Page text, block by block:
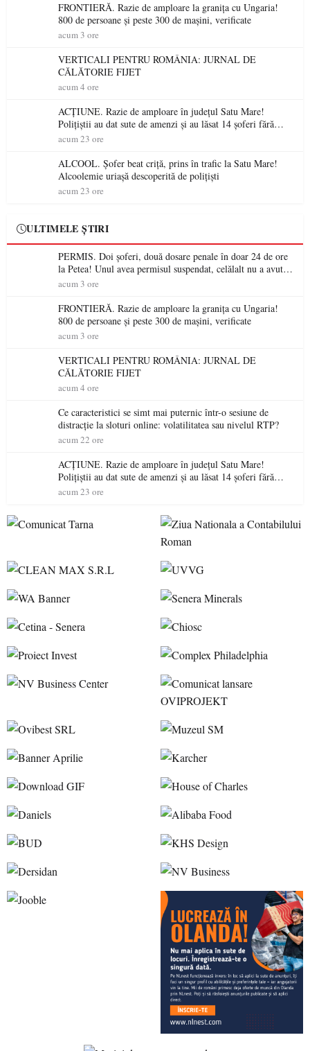
FRONTIERĂ. Razie de amploare la granița cu Ungaria!
800 de persoane și peste 300 de mașini, verificate
acum 3 ore
VERTICALI PENTRU ROMÂNIA: JURNAL DE
CĂLĂTORIE FIJET
acum 4 ore
ACȚIUNE. Razie de amploare în județul Satu Mare!
Polițiștii au dat sute de amenzi și au lăsat 14 șoferi fără
permis într-o singură zi
acum 23 ore
ALCOOL. Șofer beat criță, prins în trafic la Satu Mare!
Alcoolemie uriașă descoperită de polițiști
acum 23 ore
ULTIMELE ȘTIRI
PERMIS. Doi șoferi, două dosare penale în doar 24 de ore
la Petea! Unul avea permisul suspendat, celălalt nu a avut
niciodată permis
acum 3 ore
FRONTIERĂ. Razie de amploare la granița cu Ungaria!
800 de persoane și peste 300 de mașini, verificate
acum 3 ore
VERTICALI PENTRU ROMÂNIA: JURNAL DE
CĂLĂTORIE FIJET
acum 4 ore
Ce caracteristici se simt mai puternic într-o sesiune de
distracție la sloturi online: volatilitatea sau nivelul RTP?
acum 22 ore
ACȚIUNE. Razie de amploare în județul Satu Mare!
Polițiștii au dat sute de amenzi și au lăsat 14 șoferi fără
permis într-o singură zi
acum 23 ore